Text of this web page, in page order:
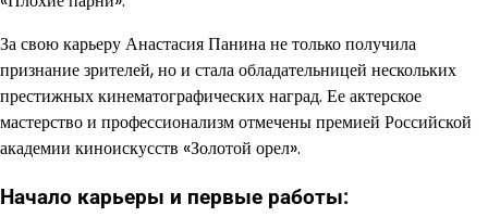
За свою карьеру Анастасия Панина не только получила
признание зрителей, но и стала обладательницей нескольких
престижных кинематографических наград. Ее актерское
мастерство и профессионализм отмечены премией Российской
академии киноискусств «Золотой орел».
Начало карьеры и первые работы: